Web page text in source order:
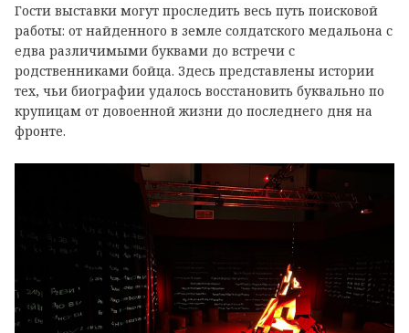
Гости выставки могут проследить весь путь поисковой
работы: от найденного в земле солдатского медальона с
едва различимыми буквами до встречи с
родственниками бойца. Здесь представлены истории
тех, чьи биографии удалось восстановить буквально по
крупицам от довоенной жизни до последнего дня на
фронте.